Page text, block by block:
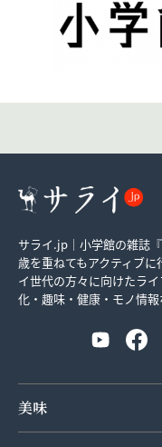
サライ.jp｜小学館の雑誌
歳を重ねてもアクティブ
イ世代の方々に向けたラ
化・趣味・健康・モノ情報
美味